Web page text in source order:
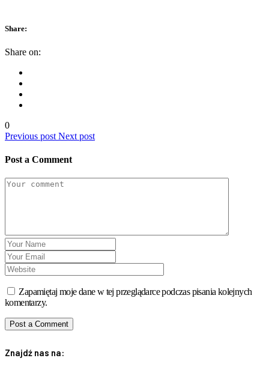
Share:
Share on:
0
Previous post Next post
Post a Comment
Zapamiętaj moje dane w tej przeglądarce podczas pisania kolejnych
komentarzy.
Znajdź nas na: